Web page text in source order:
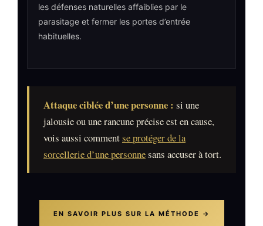
les défenses naturelles affaiblies par le
parasitage et fermer les portes d’entrée
habituelles.
Attaque ciblée d’une personne : si une
jalousie ou une rancune précise est en cause,
vois aussi commentse protéger de la
sorcellerie d’une personnesans accuser à tort.
EN SAVOIR PLUS SUR LA MÉTHODE →